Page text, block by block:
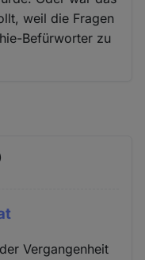
weil die Fragen
Befürworter zu
Vergangenheit